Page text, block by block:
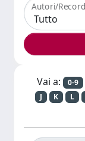
Autori/
Vai a: 0-9
J
K L